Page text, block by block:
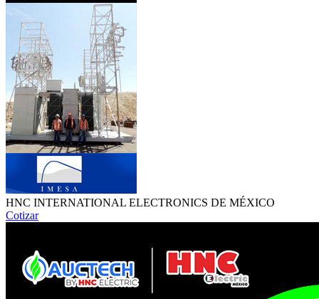
HNC INTERNATIONAL ELECTRONICS DE MÉXICO
Cotizar